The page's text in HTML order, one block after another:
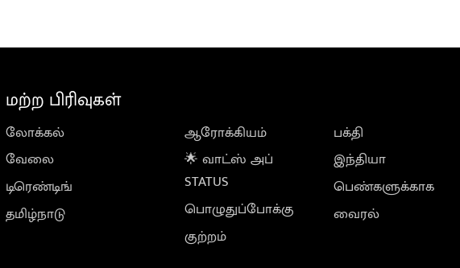
மற்ற பிரிவுகள்
லோக்கல்
வேலை
டிரெண்டிங்
தமிழ்நாடு
ஆரோக்கியம்
🌟 வாட்ஸ் அப்
STATUS
பொழுதுப்போக்கு
குற்றம்
பக்தி
இந்தியா
பெண்களுக்காக
வைரல்